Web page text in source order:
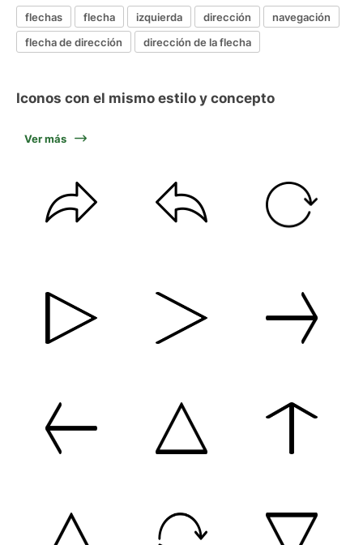
flechas flecha izquierda dirección
navegación
flecha de dirección
dirección de la flecha
Iconos con el mismo estilo y concepto
Ver más